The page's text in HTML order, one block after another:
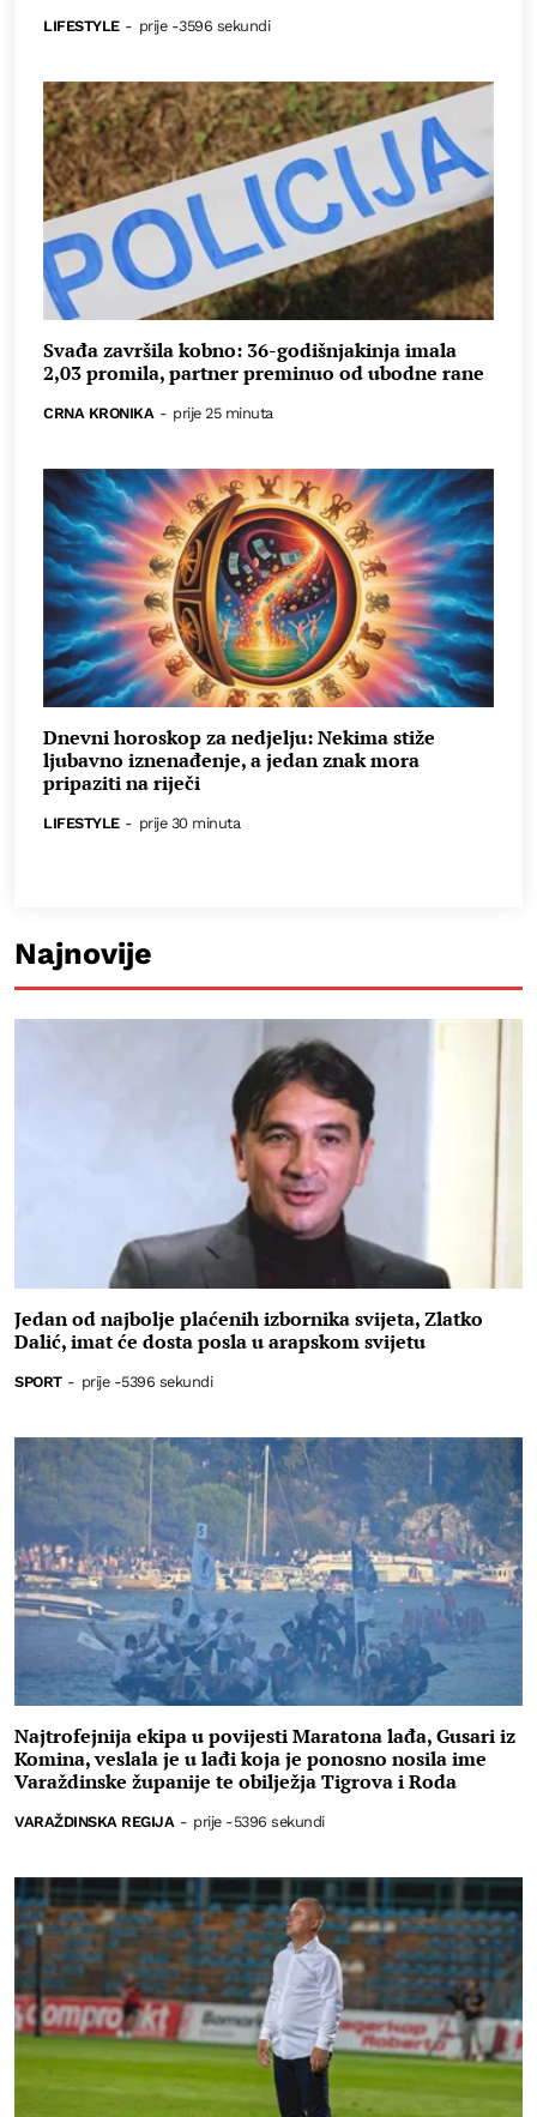
LIFESTYLE - prije -3596 sekundi
Svađa završila kobno: 36-godišnjakinja imala
2,03 promila, partner preminuo od ubodne rane
CRNA KRONIKA - prije 25 minuta
Dnevni horoskop za nedjelju: Nekima stiže
ljubavno iznenađenje, a jedan znak mora
pripaziti na riječi
LIFESTYLE - prije 30 minuta
Najnovije
Jedan od najbolje plaćenih izbornika svijeta, Zlatko
Dalić, imat će dosta posla u arapskom svijetu
SPORT - prije -5396 sekundi
Najtrofejnija ekipa u povijesti Maratona lađa, Gusari iz
Komina, veslala je u lađi koja je ponosno nosila ime
Varaždinske županije te obilježja Tigrova i Roda
VARAŽDINSKA REGIJA - prije -5396 sekundi